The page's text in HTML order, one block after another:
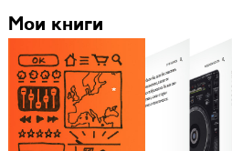
Мои книги